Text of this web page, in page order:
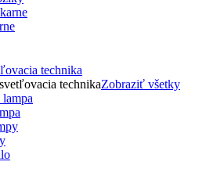
technika
technikaZobraziť všetky